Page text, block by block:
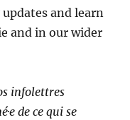
and learn
and in our wider
infolettres
de ce qui se